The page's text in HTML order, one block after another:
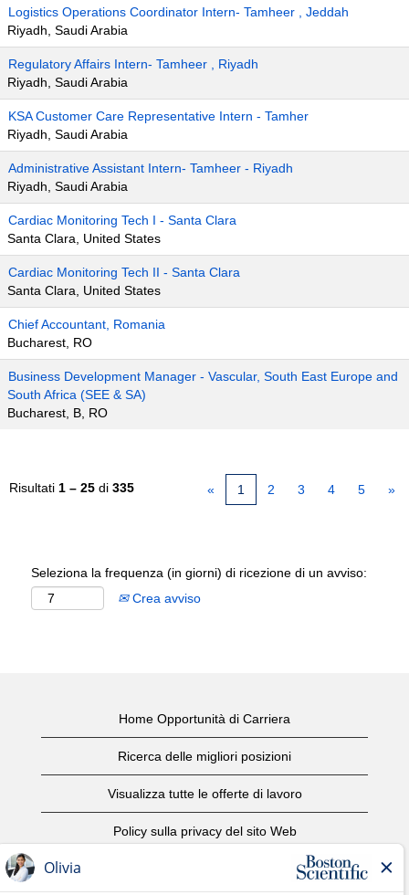
Logistics Operations Coordinator Intern- Tamheer , Jeddah
Riyadh, Saudi Arabia
Regulatory Affairs Intern- Tamheer , Riyadh
Riyadh, Saudi Arabia
KSA Customer Care Representative Intern - Tamher
Riyadh, Saudi Arabia
Administrative Assistant Intern- Tamheer - Riyadh
Riyadh, Saudi Arabia
Cardiac Monitoring Tech I - Santa Clara
Santa Clara, United States
Cardiac Monitoring Tech II - Santa Clara
Santa Clara, United States
Chief Accountant, Romania
Bucharest, RO
Business Development Manager - Vascular, South East Europe and
South Africa (SEE & SA)
Bucharest, B, RO
Risultati 1 – 25 di 335 « 1 2 3 4 5 »
Seleziona la frequenza (in giorni) di ricezione di un avviso:
Crea avviso
Home Opportunità di Carriera
Ricerca delle migliori posizioni
Visualizza tutte le offerte di lavoro
Policy sulla privacy del sito Web